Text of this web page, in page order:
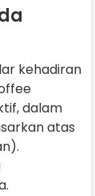
kehadiran
dalam
atas